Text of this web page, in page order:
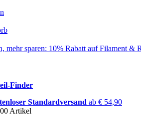
mehr sparen: 10% Rabatt auf Filament &
Finder
Standardversand ab € 54,90
Artikel